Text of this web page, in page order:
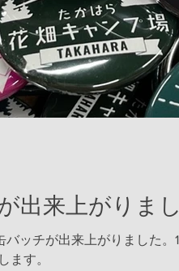
オリジナル缶バッチが
出来上がりまし
ッチが出来上がりました。
ます。